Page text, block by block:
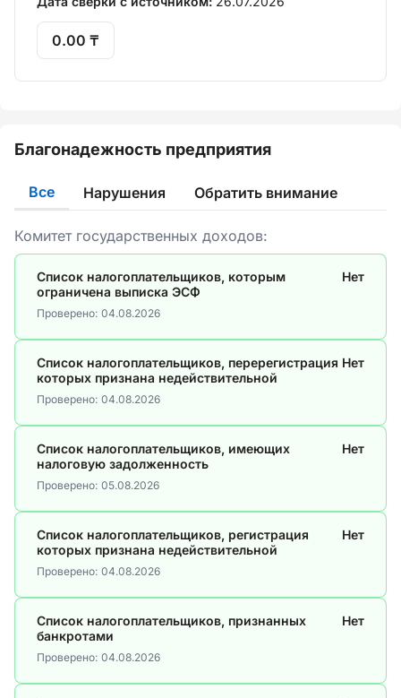
0.00 ₸
Благонадежность предприятия
Все Нарушения Обратить внимание
Комитет государственных доходов:
Список налогоплательщиков, которым
ограничена выписка ЭСФ
Нет
Проверено: 04.08.2026
Список налогоплательщиков, перерегистрация
которых признана недействительной
Нет
Проверено: 04.08.2026
Список налогоплательщиков, имеющих
налоговую задолженность
Нет
Проверено: 05.08.2026
Список налогоплательщиков, регистрация
которых признана недействительной
Нет
Проверено: 04.08.2026
Список налогоплательщиков, признанных
банкротами
Нет
Проверено: 04.08.2026